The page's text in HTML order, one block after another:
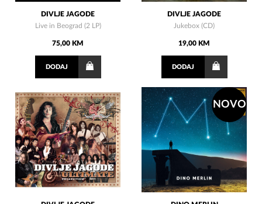
DIVLJE JAGODE
Live in Beograd (2 LP)
75,00 KM
DODAJ
DIVLJE JAGODE
Jukebox (CD)
19,00 KM
DODAJ
NOVO